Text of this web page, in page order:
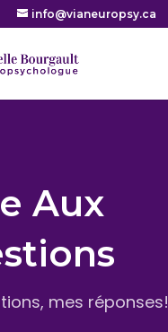
info@vianeuropsy.ca
Aux
mes réponses!